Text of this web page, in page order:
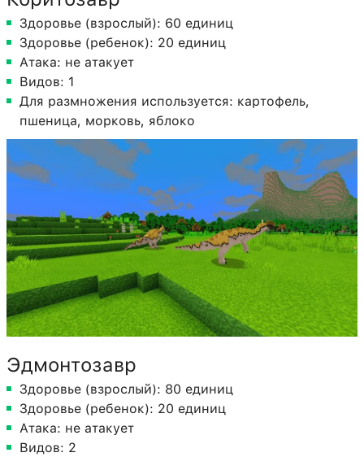
Здоровье (взрослый): 60 единиц
Здоровье (ребенок): 20 единиц
Атака: не атакует
Видов: 1
Для размножения используется: картофель,
пшеница, морковь, яблоко
Эдмонтозавр
Здоровье (взрослый): 80 единиц
Здоровье (ребенок): 20 единиц
Атака: не атакует
Видов: 2